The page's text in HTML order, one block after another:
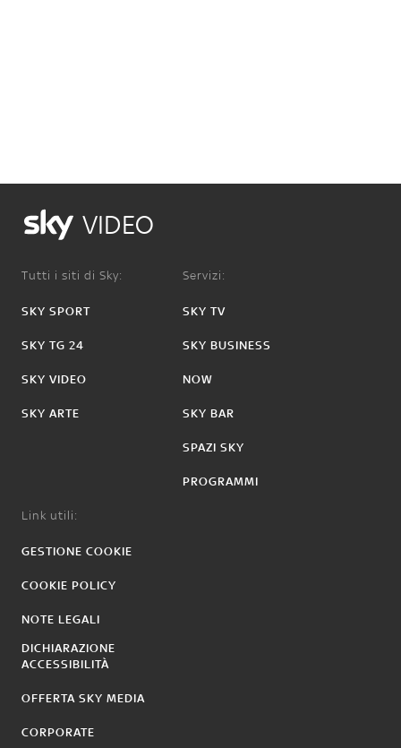
VIDEO
Tutti i siti di Sky:
SKY SPORT
SKY TG 24
SKY VIDEO
SKY ARTE
Servizi:
SKY TV
SKY BUSINESS
NOW
SKY BAR
SPAZI SKY
PROGRAMMI
Link utili:
GESTIONE COOKIE
COOKIE POLICY
NOTE LEGALI
DICHIARAZIONE
ACCESSIBILITÀ
OFFERTA SKY MEDIA
CORPORATE